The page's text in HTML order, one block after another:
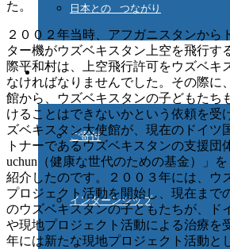
日本との つながり
ご協力ください
ご寄付
インターンシップ
た。
２００２年当時、アフガニスタンから
ター機がウズベキスタン上空を飛行す
際平和村は、上空飛行許可をウズベキ
なければなりませんでした。その際に
館から、ウズベキスタンの子どもたち
けることはできないかという依頼を受
ズベキスタン大使館が、現在のドイツ
トナーであるウズベキスタンの支援団
uchun（健康な世代のための基金）」
紹介したのです。２００３年には、ウ
プロジェクト活動を開始し、現在まで
のウズベキスタンの子どもたちが、ド
や現地プロジェクト活動による治療を
年には新たな現地プロジェクト活動と